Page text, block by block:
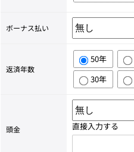
ボーナス払い
返済年数
50年
30年
頭金
直接入力する